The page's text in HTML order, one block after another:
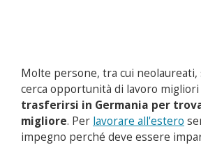
Molte persone, tra cui
cerca opportunità di lavoro migliori
trasferirsi in Germania per
migliore. Per lavorare all'estero
impegno perché deve essere